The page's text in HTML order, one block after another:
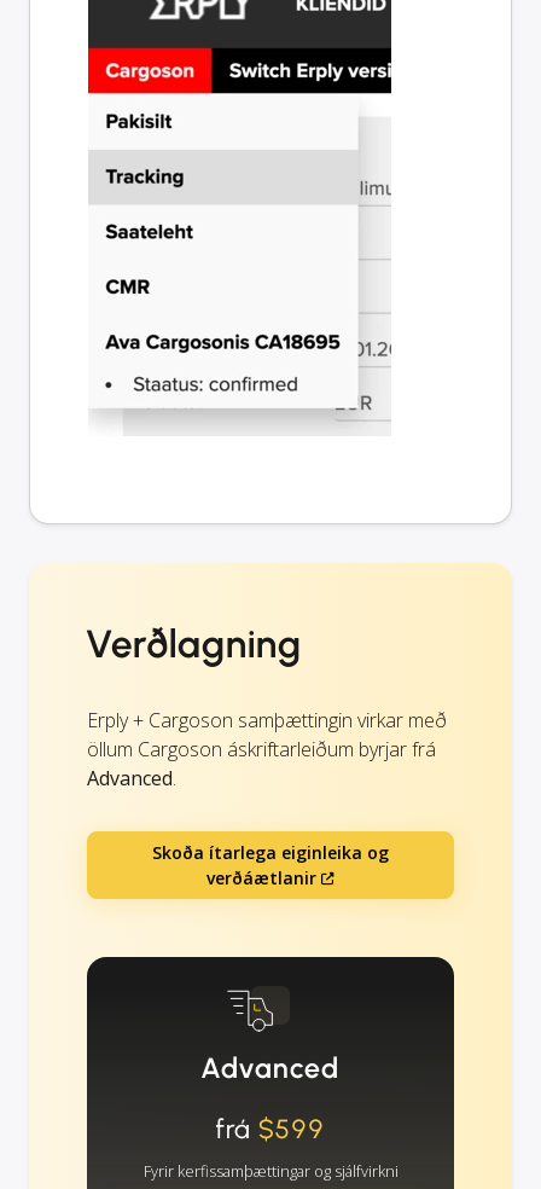
Verðlagning
Erply + Cargoson samþættingin virkar með
öllum Cargoson áskriftarleiðum byrjar frá
Advanced.
Skoða ítarlega eiginleika og
verðáætlanir
Advanced
frá $599
Fyrir kerfissamþættingar og sjálfvirkni